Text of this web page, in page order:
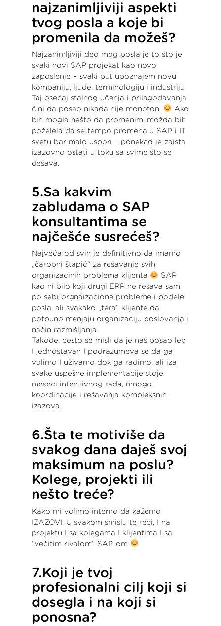
najzanimljiviji aspekti
tvog posla a koje bi
promenila da možeš?
Najzanimljiviji deo mog posla je to što je
svaki novi SAP projekat kao novo
zaposlenje – svaki put upoznajem novu
kompaniju, ljude, terminologiju i industriju.
Taj osećaj stalnog učenja i prilagođavanja
čini da posao nikada nije monoton.
Ako
bih mogla nešto da promenim, možda bih
poželela da se tempo promena u SAP i IT
svetu bar malo uspori – ponekad je zaista
izazovno ostati u toku sa svime što se
dešava.
5.Sa kakvim
zabludama o SAP
konsultantima se
najčešće susrećeš?
Najveća od svih je definitivno da imamo
„čarobni štapić“ za rešavanje svih
organizacinih problema klijenta
SAP
kao ni bilo koji drugi ERP ne rešava sam
po sebi orgnaizacione probleme i podele
posla, ali svakako „tera“ klijente da
potpuno menjaju organizaciju poslovanja i
način razmišljanja.
Takođe, često se misli da je naš posao lep
I jednostavan I podrazumeva se da ga
volimo I uživamo dok ga radimo, ali iza
svake uspešne implementacije stoje
meseci intenzivnog rada, mnogo
koordinacije i rešavanja kompleksnih
izazova.
6.Šta te motiviše da
svakog dana daješ svoj
maksimum na poslu?
Kolege, projekti ili
nešto treće?
Kako mi volimo interno da kažemo
IZAZOVI. U svakom smislu te reči, I na
projektu I sa kolegama I klijentima I sa
“večitim rivalom” SAP-om
7.Koji je tvoj
profesionalni cilj koji si
dosegla i na koji si
ponosna?